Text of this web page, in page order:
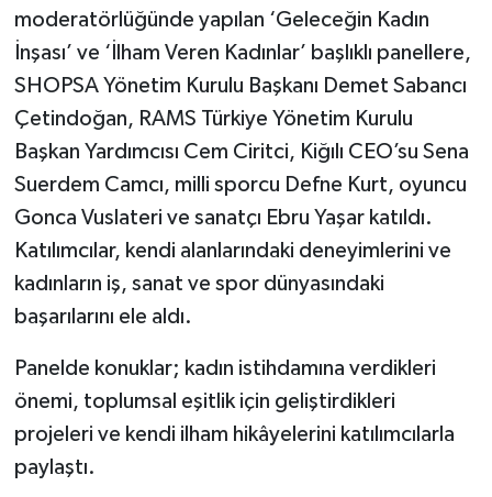
moderatörlüğünde yapılan ‘Geleceğin Kadın
İnşası’ ve ‘İlham Veren Kadınlar’ başlıklı panellere,
SHOPSA Yönetim Kurulu Başkanı Demet Sabancı
Çetindoğan, RAMS Türkiye Yönetim Kurulu
Başkan Yardımcısı Cem Ciritci, Kiğılı CEO’su Sena
Suerdem Camcı, milli sporcu Defne Kurt, oyuncu
Gonca Vuslateri ve sanatçı Ebru Yaşar katıldı.
Katılımcılar, kendi alanlarındaki deneyimlerini ve
kadınların iş, sanat ve spor dünyasındaki
başarılarını ele aldı.
Panelde konuklar; kadın istihdamına verdikleri
önemi, toplumsal eşitlik için geliştirdikleri
projeleri ve kendi ilham hikâyelerini katılımcılarla
paylaştı.